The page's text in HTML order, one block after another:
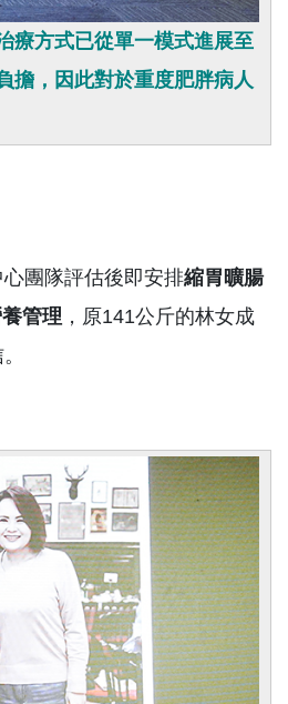
療方式已從單一模式進展至
擔，因此對於重度肥胖病人
團隊評估後即安排縮胃曠腸
管理 ，原141公斤的林女成